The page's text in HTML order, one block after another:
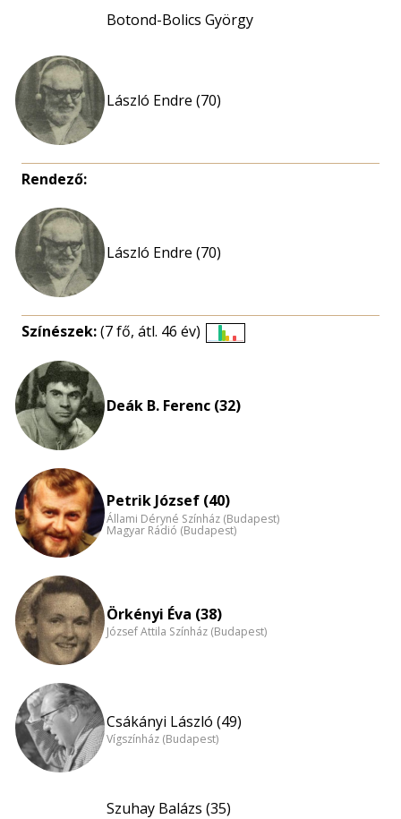
Botond-Bolics György
László Endre (70)
Rendező:
László Endre (70)
Színészek:(7 fő, átl. 46 év)
Deák B. Ferenc (32)
Petrik József (40)
Állami Déryné Színház (Budapest)
Magyar Rádió (Budapest)
Örkényi Éva (38)
József Attila Színház (Budapest)
Csákányi László (49)
Vígszínház (Budapest)
Szuhay Balázs (35)